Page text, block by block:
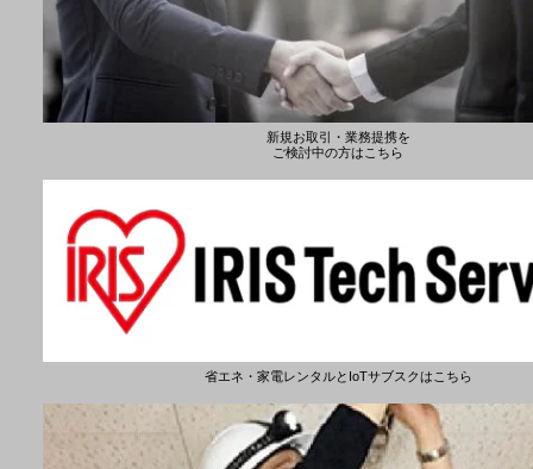
新規お取引・業務提携を
ご検討中の方はこちら
省エネ・家電レンタルとIoTサブスクはこちら